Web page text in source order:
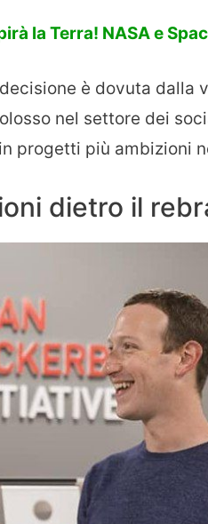
la Terra! NASA e
è dovuta dalla
nel settore dei
progetti più ambizioni
dietro il